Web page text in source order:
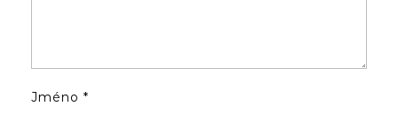
Jméno *